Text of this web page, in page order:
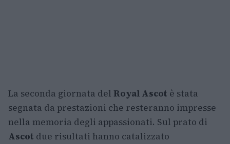
La seconda giornata del Royal Ascot è stata
segnata da prestazioni che resteranno impresse
nella memoria degli appassionati. Sul prato di
Ascot due risultati hanno catalizzato